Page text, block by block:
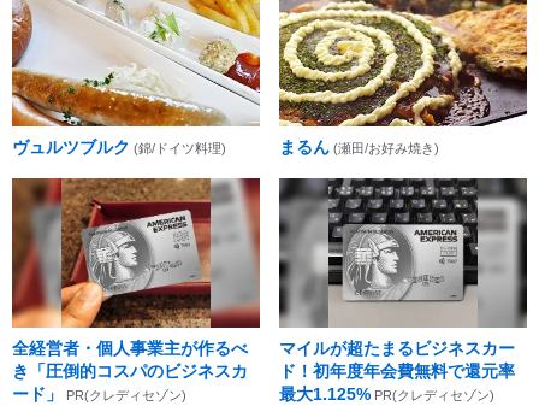
ヴュルツブルク (錦/ドイツ料理) まるん (瀬田/お好み焼き)
全経営者・個人事業主が作るべ
き「圧倒的コスパのビジネスカ
ード」
PR(クレディセゾン)
マイルが超たまるビジネスカー
ド！初年度年会費無料で還元率
最大1.125% PR(クレディセゾン)